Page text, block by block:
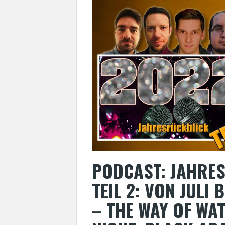
PODCAST:
TEIL 2: VON JULI
– THE WAY OF